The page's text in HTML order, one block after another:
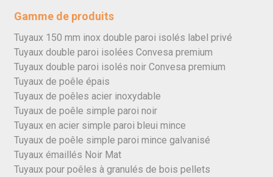
Gamme de produits
Tuyaux 150 mm inox double paroi isolés label privé
Tuyaux double paroi isolées Convesa premium
Tuyaux double paroi isolés noir Convesa premium
Tuyaux de poêle épais
Tuyaux de poêles acier inoxydable
Tuyaux de poêle simple paroi noir
Tuyaux en acier simple paroi bleui mince
Tuyaux de poêle simple paroi mince galvanisé
Tuyaux émaillés Noir Mat
Tuyaux pour poêles à granulés de bois pellets